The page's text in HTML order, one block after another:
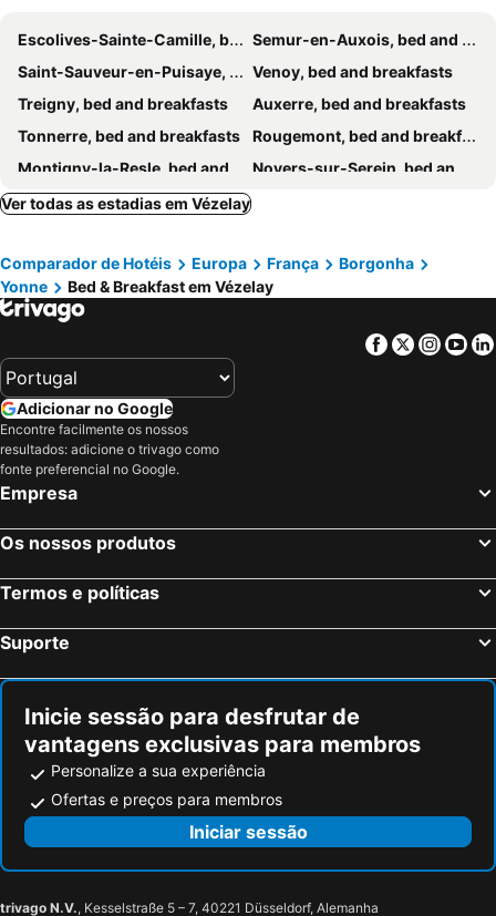
Escolives-Sainte-Camille, bed and breakfasts
Semur-en-Auxois, bed and breakfasts
Saint-Sauveur-en-Puisaye, bed and breakfasts
Venoy, bed and breakfasts
Treigny, bed and breakfasts
Auxerre, bed and breakfasts
Tonnerre, bed and breakfasts
Rougemont, bed and breakfasts
Montigny-la-Resle, bed and breakfasts
Noyers-sur-Serein, bed and breakfasts
Lainsecq, bed and breakfasts
La Chapelle-Saint-André, bed and breakfasts
Chevroches, bed and breakfasts
Étais-la-Sauvin, bed and breakfasts
Coulanges-la-Vineuse, bed and breakfasts
Chassignelles, bed and breakfasts
Châtillon-en-Bazois, bed and breakfasts
Montsauche-les-Settons, bed and breakfasts
Anthien, bed and breakfasts
Crain, bed and breakfasts
Ouagne, bed and breakfasts
Jussy, bed and breakfasts
Brassy, bed and breakfasts
St-Père-sous-Vézelay, bed and breakfasts
Poilly-sur-Serein, bed and breakfasts
Moux-en-Morvan, bed and breakfasts
Tannay, bed and breakfasts
Courgis, bed and breakfasts
Druyes-les-Belles-Fontaines, bed and breakfasts
Saulieu, bed and breakfasts
Ver todas as estadias em Vézelay
Comparador de Hotéis Europa França
Borgonha
Yonne
Bed & Breakfast em Vézelay
Facebook
Twitter
Adicionar no Google
Encontre facilmente os nossos
resultados: adicione o trivago como
fonte preferencial no Google.
Empresa
Os nossos produtos
Termos e políticas
Suporte
Inicie sessão para desfrutar de
vantagens exclusivas para membros
Personalize a sua experiência
Ofertas e preços para membros
Iniciar sessão
trivago N.V., Kesselstraße 5 – 7, 40221 Düsseldorf, Alemanha